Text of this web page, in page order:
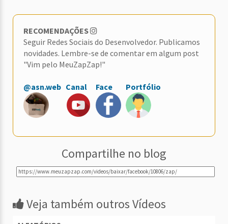
RECOMENDAÇÕES
Seguir Redes Sociais do Desenvolvedor. Publicamos
novidades. Lembre-se de comentar em algum post
"Vim pelo MeuZapZap!"
@asn.web Canal Face Portfólio
Compartilhe no blog
Veja também outros Vídeos